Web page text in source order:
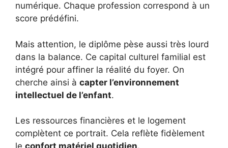
numérique. Chaque profession correspond à un
score prédéfini.
Mais attention, le diplôme pèse aussi très lourd
dans la balance. Ce capital culturel familial est
intégré pour affiner la réalité du foyer. On
cherche ainsi à capter l’environnement
intellectuel de l’enfant.
Les ressources financières et le logement
complètent ce portrait. Cela reflète fidèlement